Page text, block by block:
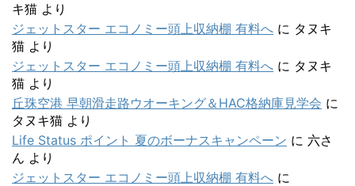
キ猫 より
ジェットスター エコノミー頭上収納棚 有料へ に タヌキ
猫 より
ジェットスター エコノミー頭上収納棚 有料へ に タヌキ
猫 より
丘珠空港 早朝滑走路ウオーキング＆HAC格納庫見学会 に
タヌキ猫 より
Life Status ポイント 夏のボーナスキャンペーン に 六さ
ん より
ジェットスター エコノミー頭上収納棚 有料へ に